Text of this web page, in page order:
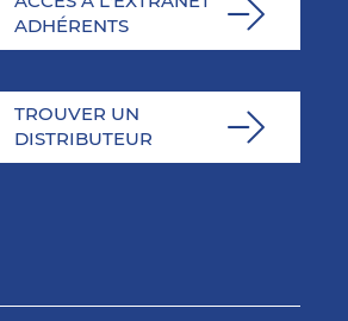
ADHÉRENTS
TROUVER UN
DISTRIBUTEUR